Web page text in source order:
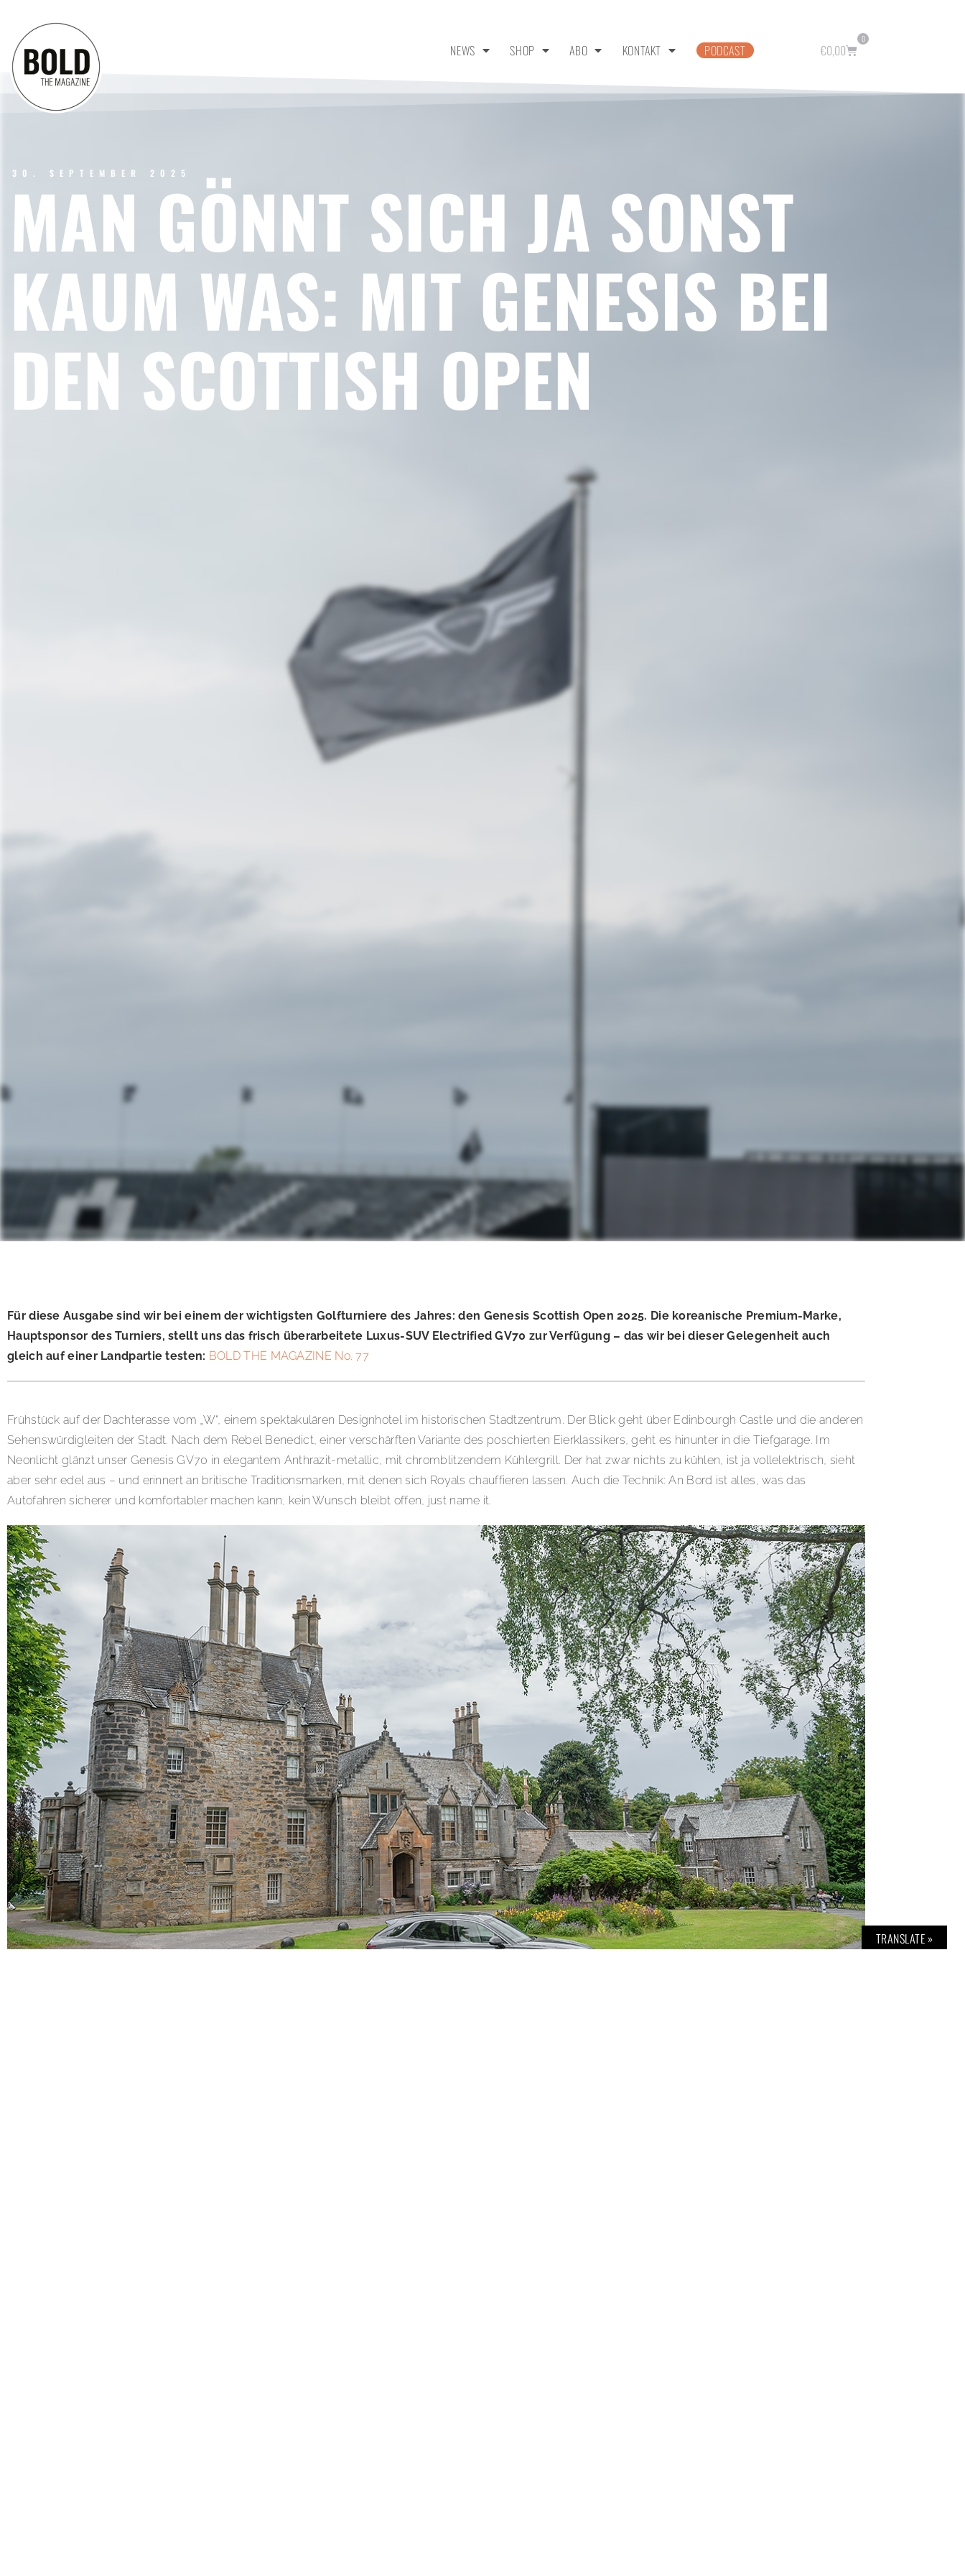
NEWS SHOP ABO KONTAKT PODCAST €0,00
0
30. SEPTEMBER 2025
MAN GÖNNT SICH JA SONST
KAUM WAS: MIT GENESIS BEI
DEN SCOTTISH OPEN
Für diese Ausgabe sind wir bei einem der wichtigsten Golfturniere des Jahres: den Genesis Scottish Open 2025. Die koreanische Premium-Marke,
Hauptsponsor des Turniers, stellt uns das frisch überarbeitete Luxus-SUV Electrified GV70 zur Verfügung – das wir bei dieser Gelegenheit auch
gleich auf einer Landpartie testen: BOLD THE MAGAZINE No. 77
Frühstück auf der Dachterasse vom „W“, einem spektakulären Designhotel im historischen Stadtzentrum. Der Blick geht über Edinbourgh Castle und die anderen
Sehenswürdigleiten der Stadt. Nach dem Rebel Benedict, einer verschärften Variante des poschierten Eierklassikers, geht es hinunter in die Tiefgarage. Im
Neonlicht glänzt unser Genesis GV70 in elegantem Anthrazit-metallic, mit chromblitzendem Kühlergrill. Der hat zwar nichts zu kühlen, ist ja vollelektrisch, sieht
aber sehr edel aus – und erinnert an britische Traditionsmarken, mit denen sich Royals chauffieren lassen. Auch die Technik: An Bord ist alles, was das
Autofahren sicherer und komfortabler machen kann, kein Wunsch bleibt offen, just name it.
TRANSLATE »